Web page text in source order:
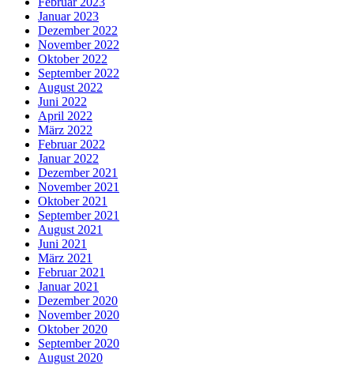
Januar 2023
Dezember 2022
November 2022
Oktober 2022
September 2022
August 2022
Juni 2022
April 2022
März 2022
Februar 2022
Januar 2022
Dezember 2021
November 2021
Oktober 2021
September 2021
August 2021
Juni 2021
März 2021
Februar 2021
Januar 2021
Dezember 2020
November 2020
Oktober 2020
September 2020
August 2020